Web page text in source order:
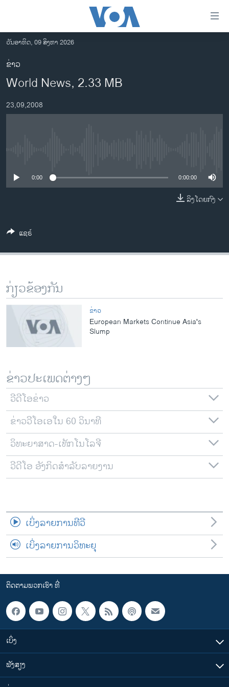
ເຂົ້າ
ຫາ
ຂ້າມ
ຂ້າມ
ໄປ
ອາເມຣິກາ
ການເລືອກຕັ້ງ ປະທານາທີບໍດີ ສະຫະລັດ 2024
ອິດສະຫຼະພາບດ້ານການຂ່າວ
ວິທະຍາສາດ-ເທັກໂນໂລຈີ
ທຸລະກິດ
ວີດີໂອ
ລາຍການກະຈາຍສຽງ
ລາຍງານ
ຕິດຕາມພວກເຮົາ ທີ່
ພາສາຕ່າງໆ
ວັນອາທິດ, 09 ສິງຫາ 2026
ຂ່າວ
World News, 2.33 MB
23,09,2008
0:00 0:00:00
ລິງໂດຍກົງ
ແຊຣ໌
ກ່ຽວຂ້ອງກັນ
ຂ່າວ
European Markets Continue Asia's
Slump
ຂ່າວປະເພດຕ່າງໆ
ວີດີໂອຂ່າວ
ຂ່າວວີໂອເອໃນ 60 ວິນາທີ
ວິທະຍາສາດ-ເທັກໂນໂລຈີ
ວີດີໂອ ອັງກິດສຳລັບລາຍງານ
ເບິ່ງລາຍການທີວີ
ເບິ່ງລາຍການວິທະຍຸ
ຕິດຕາມພວກເຮົາ ທີ່
ເບິ່ງ
ຟັງສຽງ